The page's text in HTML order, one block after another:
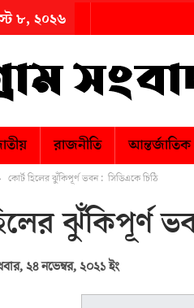
৮, ২০২৬
রাজনীতি আন্তর্জাতিক
কোর্ট হিলের ঝুঁকিপূর্ণ ভবন : সিডিএকে চিঠি
ঝুঁকিপূর্ণ
২৪ নভেম্বর, ২০২১ ইং